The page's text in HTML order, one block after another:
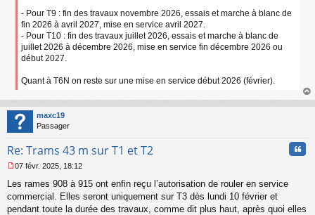
- Pour T9 : fin des travaux novembre 2026, essais et marche à blanc de
fin 2026 à avril 2027, mise en service avril 2027.
- Pour T10 : fin des travaux juillet 2026, essais et marche à blanc de
juillet 2026 à décembre 2026, mise en service fin décembre 2026 ou
début 2027.
Quant à T6N on reste sur une mise en service début 2026 (février).
au
maxc19
Passager
Re: Trams 43 m sur T1 et T2
e
s
07 févr. 2025, 18:12
Les rames 908 à 915 ont enfin reçu l’autorisation de rouler en service
commercial. Elles seront uniquement sur T3 dès lundi 10 février et
pendant toute la durée des travaux, comme dit plus haut, après quoi elles